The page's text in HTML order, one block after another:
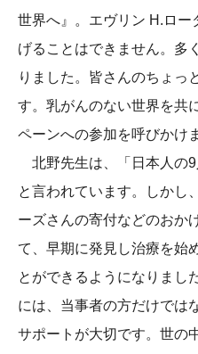
世界へ』。エヴリン H.ロ
げることはできません。多
りました。皆さんのちょっ
す。乳がんのない世界を共
ペーンへの参加を呼びかけ
北野先生は、「日本人の
と言われています。しかし
ーズさんの寄付などのおか
て、早期に発見し治療を始
とができるようになりまし
には、当事者の方だけでは
サポートが大切です。世の